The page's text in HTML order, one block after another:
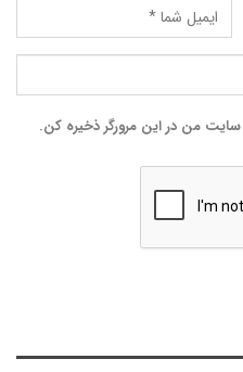
من در این مرورگر ذخیره کن.